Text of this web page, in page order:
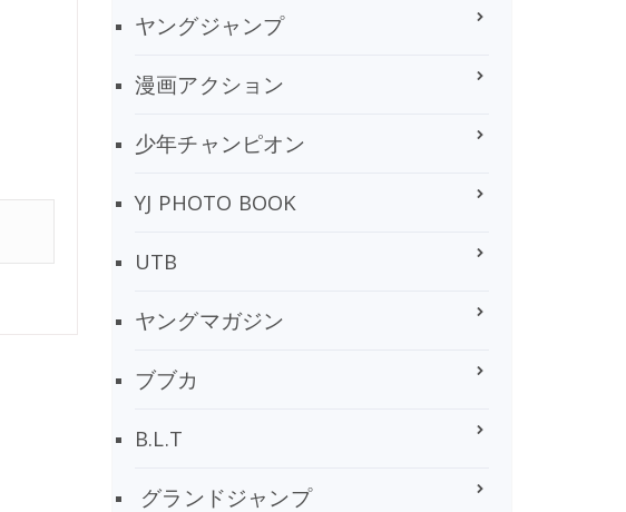
ヤングジャンプ
漫画アクション
少年チャンピオン
YJ PHOTO BOOK
UTB
ヤングマガジン
ブブカ
B.L.T
グランドジャンプ